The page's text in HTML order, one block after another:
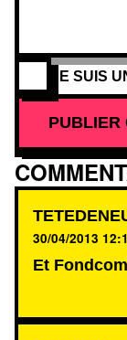
JE SUIS
PUBLIER
30/04/2013
Et